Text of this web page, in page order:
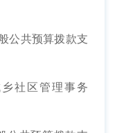
共预算拨款支
社区管理事务